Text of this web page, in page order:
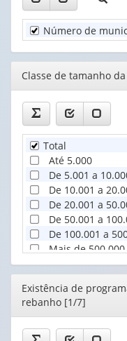
(1)
(1)
Número de
Editor
Classe de tamanho
Total
Até 5.000
De 5.001 a
De 10.001 a
De 20.001 a
De 50.001 a
De 100.001 a
Mais de 500.000
Editor
Existência de
rebanho [1/7]